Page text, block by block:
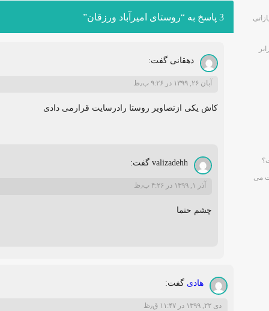
3 پاسخ به “روستای امیرآباد ورزقان”
دهقانی گفت:
آبان ۲۶, ۱۳۹۹ در ۹:۲۶ ب٫ظ
کاش یکی ازتصاویر روستا رادرسایت قرارمی دادی
valizadehh گفت:
آذر ۱, ۱۳۹۹ در ۴:۲۶ ب٫ظ
چشم حتما
هادی گفت:
دی ۲۲, ۱۳۹۹ در ۱۱:۴۷ ق٫ظ
می